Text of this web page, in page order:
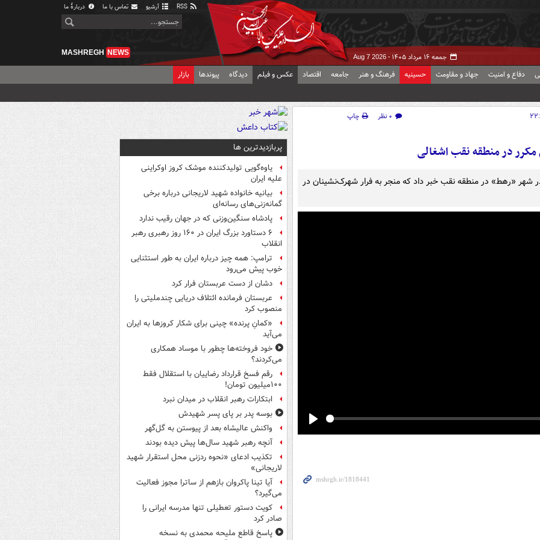
آرشیو تماس با ما دربارهٔ ما
جمعه ۱۶ مرداد ۱۴۰۵ - Aug 7 2026
MASHREGH NEWS
دفاع و امنیت جهاد و مقاومت حسینیه فرهنگ و هنر جامعه اقتصاد عکس و فیلم دیدگاه پیوندها بازار
۰ نظر
چاپ
مکرر در منطقه نقب اشغالی
در شهر «رهط» در منطقه نقب خبر داد که منجر به فرار شهرک‌نشینان در
پربازدیدترین ها
یاوه‌گویی تولیدکننده موشک کروز اوکراینی
علیه ایران
بیانیه خانواده شهید لاریجانی درباره برخی
گمانه‌زنی‌های رسانه‌ای
پادشاه سنگین‌وزنی که در جهان رقیب ندارد
۶ دستاورد بزرگ ایران در ۱۶۰ روز رهبری رهبر
انقلاب
ترامپ: همه چیز درباره ایران به طور استثنایی
خوب پیش می‌رود
دشان از دست عربستان فرار کرد
عربستان فرمانده ائتلاف دریایی چندملیتی را
منصوب کرد
«کمانِ پرنده» چینی برای شکار کروزها به ایران
می‌آید
خود فروخته‌ها چطور با موساد همکاری
می‌کردند؟
رقم فسخ قرارداد رضاییان با استقلال فقط
۱۰۰میلیون تومان!
ابتکارات رهبر انقلاب در میدان نبرد
بوسه‌ پدر بر پای پسر شهیدش
واکنش عالیشاه بعد از پیوستن به گل‌گهر
آنچه رهبر شهید سال‌ها پیش دیده بودند
تکذیب ادعای «نحوه ردزنی محل استقرار شهید
لاریجانی»
آیا تینا پاکروان بازهم از ساترا مجوز فعالیت
می‌گیرد؟
کویت دستور تعطیلی تنها مدرسه ایرانی را
صادر کرد
پاسخ قاطع ملیحه محمدی به نسخه